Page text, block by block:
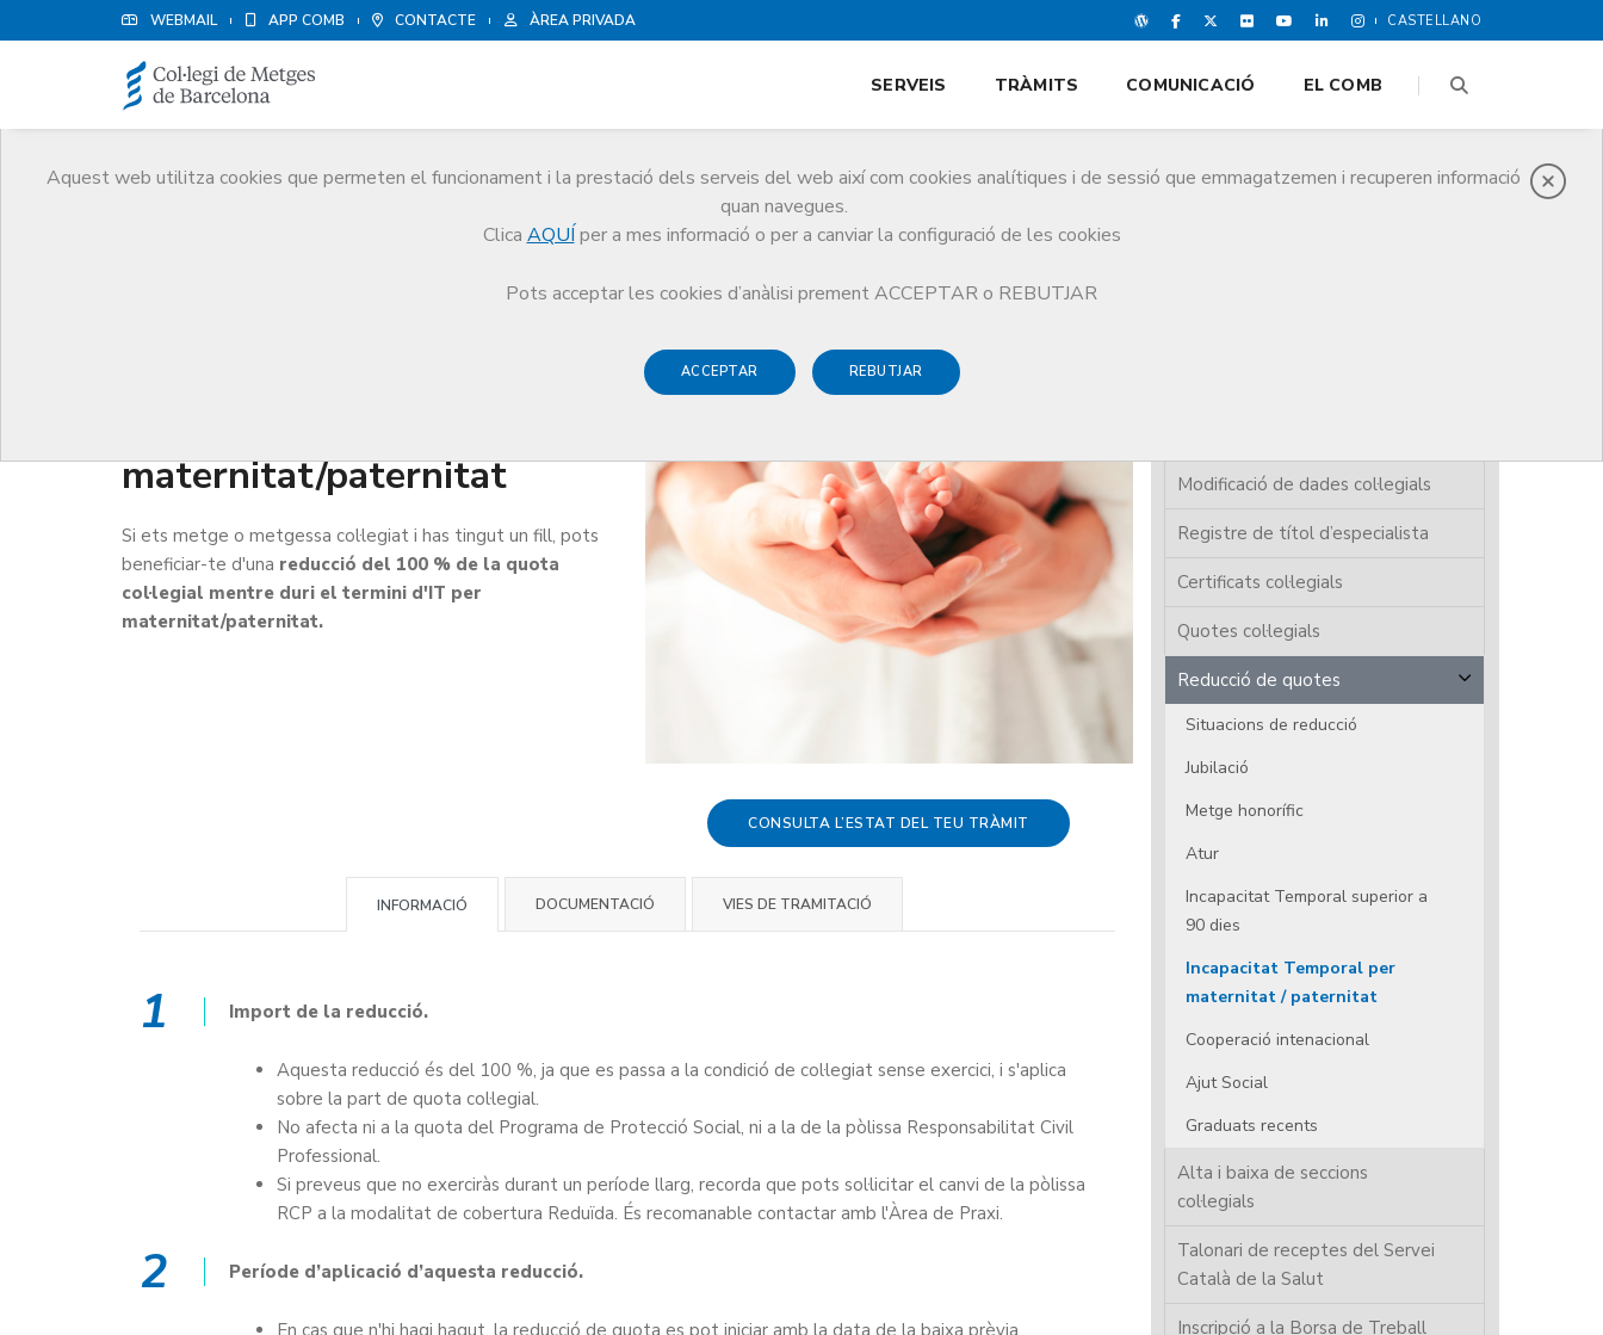
WEBMAIL APP COMB CONTACTE ÀREA PRIVADA CASTELLANO
Aquest web utilitza cookies que permeten el funcionament i la prestació dels serveis del web així com cookies analítiques i de sessió que emmagatzemen i recuperen informació
quan navegues.
Clica AQUÍ per a mes informació o per a canviar la configuració de les cookies
Pots acceptar les cookies d’anàlisi prement ACCEPTAR o REBUTJAR
ACCEPTAR REBUTJAR
SERVEIS TRÀMITS COMUNICACIÓ EL COMB
Incapacitat Temporal per maternitat/paternitat
maternitat/paternitat
Si ets metge o metgessa col·legiat i has tingut un fill, pots
beneficiar-te d'una reducció del 100 % de la quota
col·legial mentre duri el termini d'IT per
maternitat/paternitat.
CONSULTA L’ESTAT DEL TEU TRÀMIT
INFORMACIÓ DOCUMENTACIÓ VIES DE TRAMITACIÓ
1 Import de la reducció.
Aquesta reducció és del 100 %, ja que es passa a la condició de col·legiat sense exercici, i s'aplica
sobre la part de quota col·legial.
No afecta ni a la quota del Programa de Protecció Social, ni a la de la pòlissa Responsabilitat Civil
Professional.
Si preveus que no exerciràs durant un període llarg, recorda que pots sol·licitar el canvi de la pòlissa
RCP a la modalitat de cobertura Reduïda. És recomanable contactar amb l'Àrea de Praxi.
2 Període d’aplicació d’aquesta reducció.
En cas que n'hi hagi hagut, la reducció de quota es pot iniciar amb la data de la baixa prèvia
Modificació de dades col·legials
Registre de títol d’especialista
Certificats col·legials
Quotes col·legials
Reducció de quotes
Situacions de reducció
Jubilació
Metge honorífic
Atur
Incapacitat Temporal superior a
90 dies
Incapacitat Temporal per
maternitat / paternitat
Cooperació intenacional
Ajut Social
Graduats recents
Alta i baixa de seccions
col·legials
Talonari de receptes del Servei
Català de la Salut
Inscripció a la Borsa de Treball